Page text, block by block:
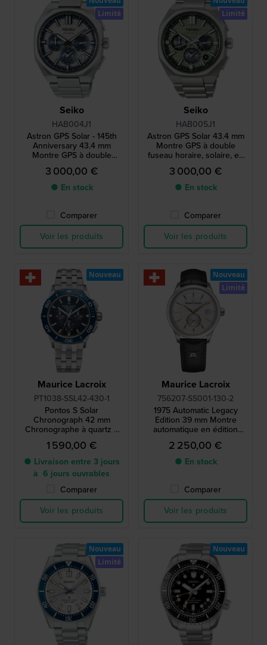
Seiko
HAB004J1
Astron GPS Solar - 145th
Anniversary 43.4 mm
Montre GPS à double
fuseau horaire, solaire, en
titane, en édition limitée,
avec un bracelet en
caoutchouc supplémentaire
3 000,00 €
● En stock
Comparer
Voir les produits
Limité
Seiko
HAB005J1
Astron GPS Solar 43.4 mm
Montre GPS à double
fuseau horaire, solaire, en
titane, en édition limitée,
avec un bracelet en
caoutchouc supplémentaire
3 000,00 €
● En stock
Comparer
Voir les produits
Limité
Maurice Lacroix
PT1038-SSL42-430-1
Pontos S Solar
Chronograph 42 mm
Chronographe à quartz à
énergie solaire, fabriqué en
Suisse
1 590,00 €
● Livraison entre 3 jours
à 6 jours ouvrables
Comparer
Voir les produits
Nouveau
Maurice Lacroix
756207-SS001-130-2
1975 Automatic Legacy
Edition 39 mm Montre
automatique en édition
limitée de fabrication suisse
avec petite seconde
2 250,00 €
● En stock
Comparer
Voir les produits
Nouveau
Limité
Nouveau
Limité
Nouveau